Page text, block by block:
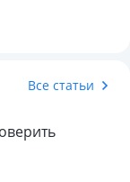
Все статьи